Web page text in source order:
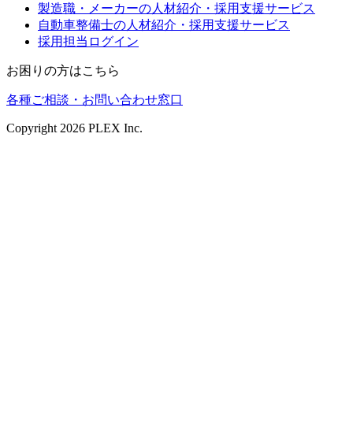
製造職・メーカーの人材紹介・採用支援サービス
自動車整備士の人材紹介・採用支援サービス
採用担当ログイン
お困りの方はこちら
各種ご相談・お問い合わせ窓口
Copyright 2026 PLEX Inc.